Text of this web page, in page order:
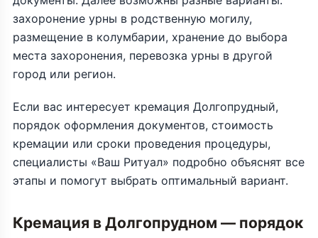
захоронение урны в родственную могилу,
размещение в колумбарии, хранение до выбора
места захоронения, перевозка урны в другой
город или регион.
Если вас интересует кремация Долгопрудный,
порядок оформления документов, стоимость
кремации или сроки проведения процедуры,
специалисты «Ваш Ритуал» подробно объяснят все
этапы и помогут выбрать оптимальный вариант.
Кремация в Долгопрудном — порядок